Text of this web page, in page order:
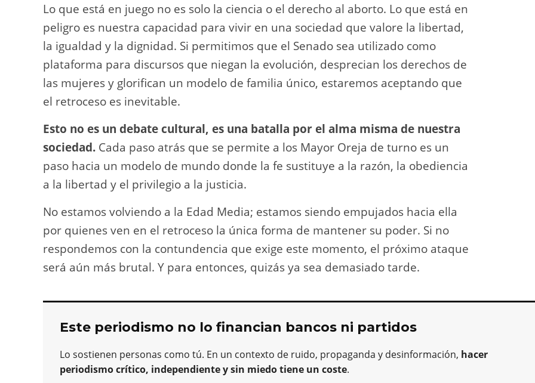
Lo que está en juego no es solo la ciencia o el derecho al aborto. Lo que está en
peligro es nuestra capacidad para vivir en una sociedad que valore la libertad,
la igualdad y la dignidad. Si permitimos que el Senado sea utilizado como
plataforma para discursos que niegan la evolución, desprecian los derechos de
las mujeres y glorifican un modelo de familia único, estaremos aceptando que
el retroceso es inevitable.
Esto no es un debate cultural, es una batalla por el alma misma de nuestra
sociedad. Cada paso atrás que se permite a los Mayor Oreja de turno es un
paso hacia un modelo de mundo donde la fe sustituye a la razón, la obediencia
a la libertad y el privilegio a la justicia.
No estamos volviendo a la Edad Media; estamos siendo empujados hacia ella
por quienes ven en el retroceso la única forma de mantener su poder. Si no
respondemos con la contundencia que exige este momento, el próximo ataque
será aún más brutal. Y para entonces, quizás ya sea demasiado tarde.
Este periodismo no lo financian bancos ni partidos
Lo sostienen personas como tú. En un contexto de ruido, propaganda y desinformación, hacer
periodismo crítico, independiente y sin miedo tiene un coste.